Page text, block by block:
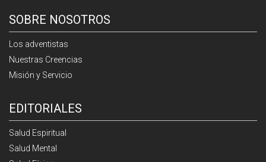
SOBRE NOSOTROS
Los adventistas
Nuestras Creencias
Misión y Servicio
EDITORIALES
Salud Espiritual
Salud Mental